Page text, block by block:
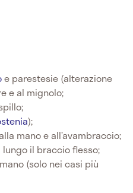
e parestesie (alterazione
e al mignolo;
);
mano e all’avambraccio;
il braccio flesso;
(solo nei casi più